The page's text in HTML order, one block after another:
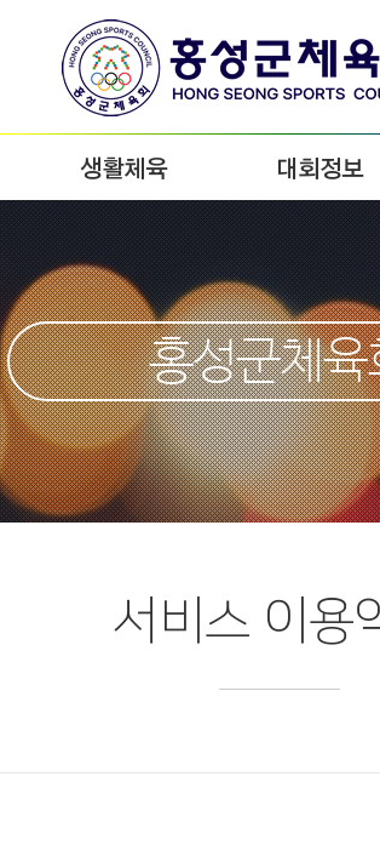
생활체육 대회정보
홍성군체육
서비스 이용